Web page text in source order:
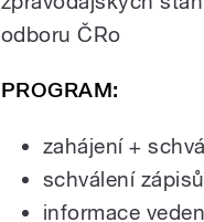
odboru ČRo
PROGRAM:
zahájení +
schválení
informace